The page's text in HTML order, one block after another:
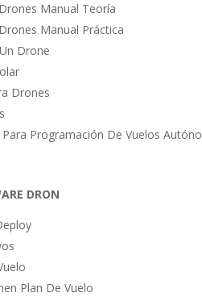
Manual Teoría
Manual Práctica
Drone
Drones
Programación De Vuelos
DRON
Plan De Vuelo